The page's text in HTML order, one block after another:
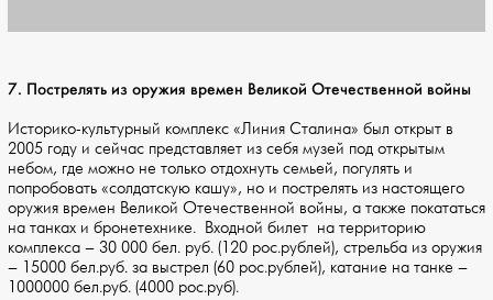
7. Пострелять из оружия времен Великой Отечественной войны
Историко-культурный комплекс «Линия Сталина» был открыт в
2005 году и сейчас представляет из себя музей под открытым
небом, где можно не только отдохнуть семьей, погулять и
попробовать «солдатскую кашу», но и пострелять из настоящего
оружия времен Великой Отечественной войны, а также покататься
на танках и бронетехнике. Входной билет на территорию
комплекса – 30 000 бел. руб. (120 рос.рублей), стрельба из оружия
– 15000 бел.руб. за выстрел (60 рос.рублей), катание на танке –
1000000 бел.руб. (4000 рос.руб).